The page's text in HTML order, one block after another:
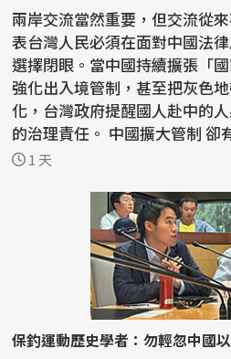
兩岸交流當然重要，但交流從
表台灣人民必須在面對中國法
選擇閉眼。當中國持續擴張「
強化出入境管制，甚至把灰色
化，台灣政府提醒國人赴中的
的治理責任。 中國擴大管制 卻有論者要求台灣「不要
說」 ...
1 天
保釣運動歷史學者：勿輕忽中國